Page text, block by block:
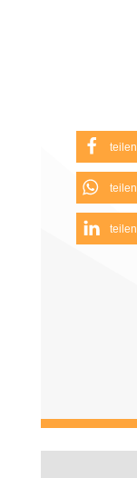
teilen
teilen
teilen